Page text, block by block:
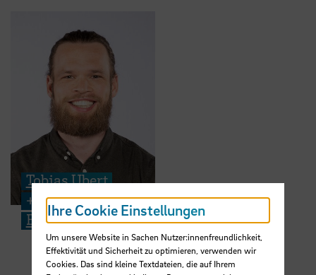
Tobias Ubert
+49 421 5905 2042
E-Mail
Ihre Cookie Einstellungen
Um unsere Website in Sachen Nutzer:innenfreundlichkeit,
Effektivität und Sicherheit zu optimieren, verwenden wir
Cookies. Das sind kleine Textdateien, die auf Ihrem